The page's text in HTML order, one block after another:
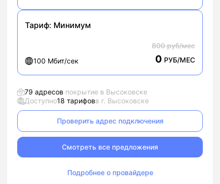
Тариф: Минимум
100 Мбит/сек
800 руб/мес
0 РУБ/МЕС
79 адресов покрытие в Высоковске
Доступно18 тарифовв г. Высоковске
Проверить адрес подключения
Смотреть все предложения
Подробнее о провайдере